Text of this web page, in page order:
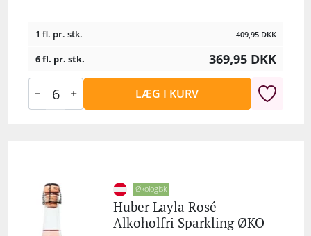
1 fl. pr. stk. 409,95 DKK
6 fl. pr. stk. 369,95 DKK
LÆG I KURV
Økologisk
Huber Layla Rosé -
Alkoholfri Sparkling ØKO